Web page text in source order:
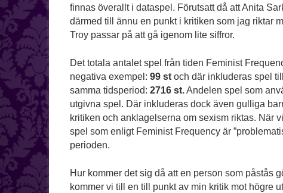
finnas överallt i dataspel. Förutsatt då att Anita
därmed till ännu en punkt i kritiken som jag riktar
Troy passar på att gå igenom lite siffror.
Det totala antalet spel från tiden Feminist
negativa exempel: 99 st och där inkluderas spel
samma tidsperiod: 2716 st.Andelen spel som
utgivna spel. Där inkluderas dock även gulliga
kritiken och anklagelserna om sexism riktas. När
spel som enligt Feminist Frequency är
perioden.
Hur kommer det sig då att en person som påstås
kommer vi till en till punkt av min kritik mot högre